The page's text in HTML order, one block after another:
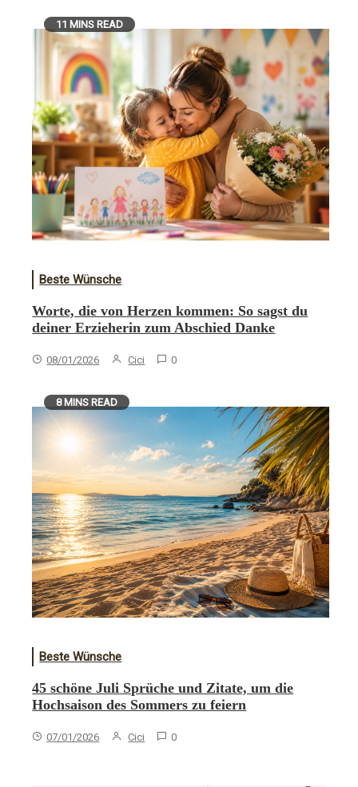
11 MINS READ
Beste Wünsche
Worte, die von Herzen kommen: So sagst du
deiner Erzieherin zum Abschied Danke
08/01/2026 Cici 0
8 MINS READ
Beste Wünsche
45 schöne Juli Sprüche und Zitate, um die
Hochsaison des Sommers zu feiern
07/01/2026 Cici 0